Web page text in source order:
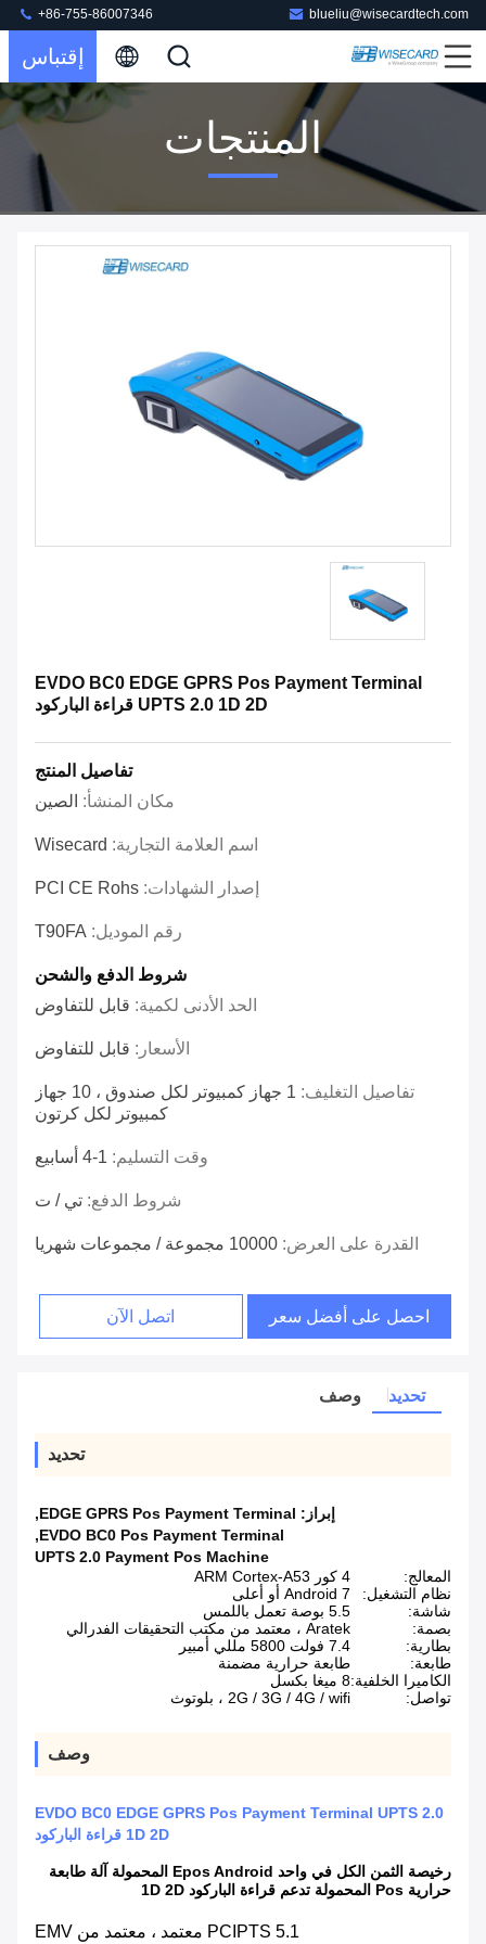
blueliu@wisecardtech.com
+86-755-86007346
إقتباس
المنتجات
EVDO BC0 EDGE GPRS Pos Payment Terminal
UPTS 2.0 1D 2D قراءة الباركود
تفاصيل المنتج
مكان المنشأ: الصين
اسم العلامة التجارية: Wisecard
إصدار الشهادات: PCI CE Rohs
رقم الموديل: T90FA
شروط الدفع والشحن
الحد الأدنى لكمية: قابل للتفاوض
الأسعار: قابل للتفاوض
تفاصيل التغليف:
1 جهاز كمبيوتر لكل صندوق ، 10 جهاز
كمبيوتر لكل كرتون
وقت التسليم: 1-4 أسابيع
شروط الدفع: تي / ت
القدرة على العرض: 10000 مجموعة / مجموعات شهريا
احصل على أفضل سعر اتصل الآن
تحديد وصف
تحديد
إبراز: EDGE GPRS Pos Payment Terminal
,
EVDO BC0 Pos Payment Terminal
,
UPTS 2.0 Payment Pos Machine
المعالج:
4 كور ARM Cortex-A53
نظام التشغيل:
Android 7 أو أعلى
شاشة:
5.5 بوصة تعمل باللمس
بصمة:
Aratek ، معتمد من مكتب التحقيقات الفدرالي
بطارية:
7.4 فولت 5800 مللي أمبير
طابعة:
طابعة حرارية مضمنة
الكاميرا الخلفية:8 ميغا بكسل
تواصل:
2G / 3G / 4G / wifi ، بلوتوث
وصف
EVDO BC0 EDGE GPRS Pos Payment Terminal UPTS 2.0
1D 2D قراءة الباركود
رخيصة الثمن الكل في واحد Epos Android المحمولة آلة طابعة
حرارية Pos المحمولة تدعم قراءة الباركود 1D 2D
PCIPTS 5.1 معتمد ، معتمد من EMV